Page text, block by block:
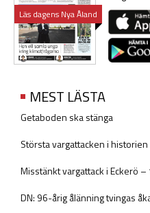
Läs dagens Nya Åland
MEST LÄSTA
Getaboden ska stänga
Största vargattacken i
Misstänkt vargattack i Eckerö
DN: 96-årig ålänning tvingas